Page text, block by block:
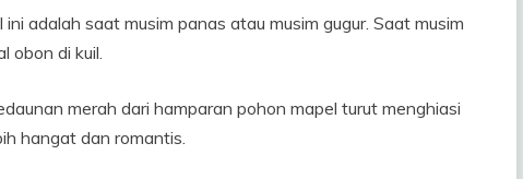
adalah saat musim panas atau musim gugur. Saat musim
obon di kuil.
merah dari hamparan pohon mapel turut menghiasi
hangat dan romantis.